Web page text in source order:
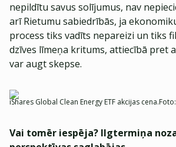
nepildītu savus solījumus, nav
arī Rietumu sabiedrībās, ja
process tiks vadīts nepareizi un tiks
dzīves līmeņa kritums, attiecībā pret
var augt skepse.
iShares Global Clean Energy ETF akcijas cena.Foto:
Vai tomēr iespēja? Ilgtermiņa